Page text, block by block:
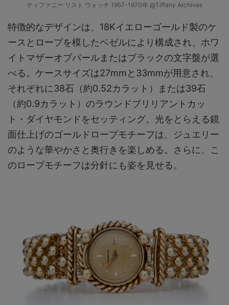
ティファニー リスト ウォッチ 1957-1970年 @Tiffany Archives
特徴的なデザインは、18Kイエローゴールド製のケ
ースとロープを模したベゼルにより構成され、ホワ
イトマザーオブパールまたはブラックの文字盤が選
べる。ケースサイズは27mmと33mmが用意され、
それぞれに38石（約0.52カラット）または39石
（約0.9カラット）のラウンドブリリアントカッ
ト・ダイヤモンドをセッティング。光をとらえる鏡
面仕上げのゴールドロープモチーフは、ジュエリー
のような華やかさと奥行きを楽しめる。さらに、こ
のロープモチーフは分針にも姿を見せる。